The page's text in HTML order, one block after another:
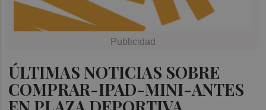
ÚLTIMAS NOTICIAS SOBRE
COMPRAR-IPAD-MINI-ANTES